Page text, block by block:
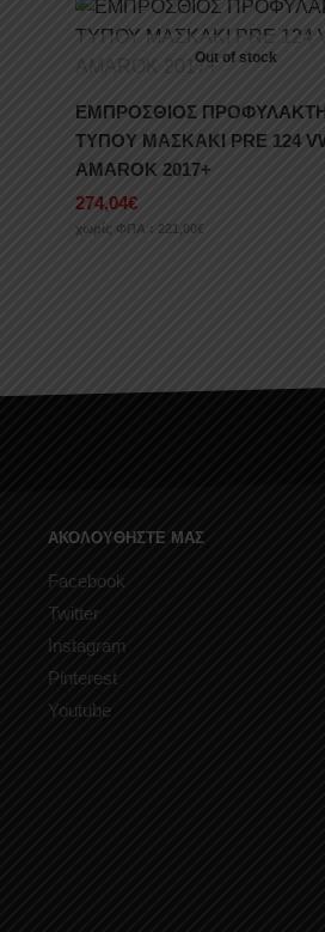
Out of stock
ΕΜΠΡΟΣΘΙΟΣ
ΤΥΠΟΥ ΜΑΣΚΑΚΙ PRE 124
AMAROK 2017+
274,04€
χωρίς ΦΠΑ : 221,00 €
ΑΚΟΛΟΥΘΗΣΤΕ ΜΑΣ
Facebook
Twitter
Instagram
Pinterest
Youtube